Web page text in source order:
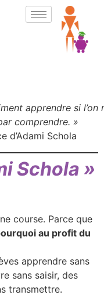
apprendre si l’on
comprendre. »
d’Adami Schola
Schola »
course. Parce que
au profit du
apprendre sans
sans saisir, des
transmettre.